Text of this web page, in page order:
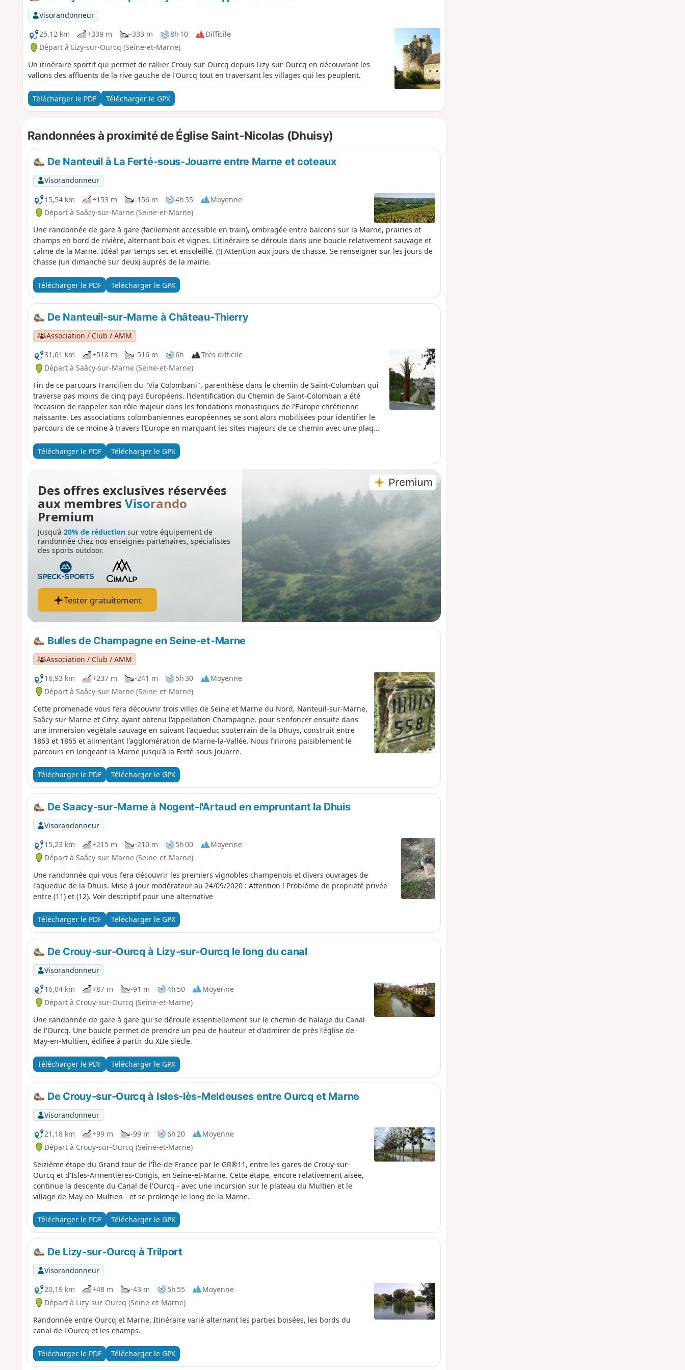
Visorandonneur
25,12 km
+339 m -333 m 8h 10
Difficile
Départ à Lizy-sur-Ourcq (Seine-et-Marne)
Un itinéraire sportif qui permet de rallier Crouy-sur-Ourcq depuis Lizy-sur-Ourcq en découvrant les
vallons des affluents de la rive gauche de l'Ourcq tout en traversant les villages qui les peuplent.
Télécharger le PDF Télécharger le GPX
Randonnées à proximité de Église Saint-Nicolas (Dhuisy)
De Nanteuil à La Ferté-sous-Jouarre entre Marne et coteaux
Visorandonneur
15,54 km
+153 m -156 m 4h 55
Moyenne
Départ à Saâcy-sur-Marne (Seine-et-Marne)
Une randonnée de gare à gare (facilement accessible en train), ombragée entre balcons sur la Marne, prairies et
champs en bord de rivière, alternant bois et vignes. L'itinéraire se déroule dans une boucle relativement sauvage et
calme de la Marne. Idéal par temps sec et ensoleillé. (!) Attention aux jours de chasse. Se renseigner sur les jours de
chasse (un dimanche sur deux) auprès de la mairie.
Télécharger le PDF Télécharger le GPX
De Nanteuil-sur-Marne à Château-Thierry
Association / Club / AMM
31,61 km
+518 m -516 m 6h
Très difficile
Départ à Saâcy-sur-Marne (Seine-et-Marne)
Fin de ce parcours Francilien du "Via Colombani", parenthèse dans le chemin de Saint-Colomban qui
traverse pas moins de cinq pays Européens. l’identification du Chemin de Saint-Colomban a été
l’occasion de rappeler son rôle majeur dans les fondations monastiques de l’Europe chrétienne
naissante. Les associations colombaniennes européennes se sont alors mobilisées pour identifier le
parcours de ce moine à travers l’Europe en marquant les sites majeurs de ce chemin avec une plaque
Télécharger le PDF
Télécharger le GPX
Des offres exclusives réservées
aux membres Visorando
Premium
Jusqu’à 20% de réductionsur votre équipement de
randonnée chez nos enseignes partenaires, spécialistes
des sports outdoor.
Tester gratuitement
Bulles de Champagne en Seine-et-Marne
Association / Club / AMM
16,93 km
+237 m -241 m 5h 30
Moyenne
Départ à Saâcy-sur-Marne (Seine-et-Marne)
Cette promenade vous fera découvrir trois villes de Seine et Marne du Nord, Nanteuil-sur-Marne,
Saâcy-sur-Marne et Citry, ayant obtenu l'appellation Champagne, pour s'enfoncer ensuite dans
une immersion végétale sauvage en suivant l'aqueduc souterrain de la Dhuys, construit entre
1863 et 1865 et alimentant l'agglomération de Marne-la-Vallée. Nous finirons paisiblement le
parcours en longeant la Marne jusqu'à la Ferté-sous-Jouarre.
Télécharger le PDF Télécharger le GPX
De Saacy-sur-Marne à Nogent-l'Artaud en empruntant la Dhuis
Visorandonneur
15,23 km
+215 m -210 m 5h 00
Moyenne
Départ à Saâcy-sur-Marne (Seine-et-Marne)
Une randonnée qui vous fera découvrir les premiers vignobles champenois et divers ouvrages de
l'aqueduc de la Dhuis. Mise à jour modérateur au 24/09/2020 : Attention ! Problème de propriété privée
entre (11) et (12). Voir descriptif pour une alternative
Télécharger le PDF Télécharger le GPX
De Crouy-sur-Ourcq à Lizy-sur-Ourcq le long du canal
Visorandonneur
16,04 km
+87 m -91 m 4h 50
Moyenne
Départ à Crouy-sur-Ourcq (Seine-et-Marne)
Une randonnée de gare à gare qui se déroule essentiellement sur le chemin de halage du Canal
de l'Ourcq. Une boucle permet de prendre un peu de hauteur et d'admirer de près l'église de
May-en-Multien, édifiée à partir du XIIe siècle.
Télécharger le PDF Télécharger le GPX
De Crouy-sur-Ourcq à Isles-lès-Meldeuses entre Ourcq et Marne
Visorandonneur
21,18 km
+99 m -99 m 6h 20
Moyenne
Départ à Crouy-sur-Ourcq (Seine-et-Marne)
Seizième étape du Grand tour de l'Île-de-France par le GR®11, entre les gares de Crouy-sur-
Ourcq et d'Isles-Armentières-Congis, en Seine-et-Marne. Cette étape, encore relativement aisée,
continue la descente du Canal de l'Ourcq - avec une incursion sur le plateau du Multien et le
village de May-en-Multien - et se prolonge le long de la Marne.
Télécharger le PDF Télécharger le GPX
De Lizy-sur-Ourcq à Trilport
Visorandonneur
20,19 km
+48 m -43 m 5h 55
Moyenne
Départ à Lizy-sur-Ourcq (Seine-et-Marne)
Randonnée entre Ourcq et Marne. Itinéraire varié alternant les parties boisées, les bords du
canal de l'Ourcq et les champs.
Télécharger le PDF Télécharger le GPX